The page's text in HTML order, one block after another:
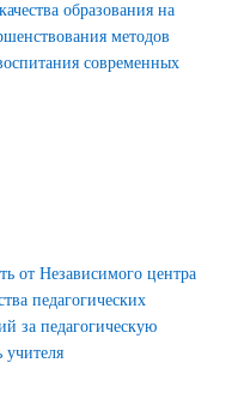
образования на
методов
современных
от Независимого центра
педагогических
за педагогическую
учителя